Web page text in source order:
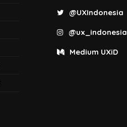
@UXIndonesia
@ux_indonesia
Medium UXiD